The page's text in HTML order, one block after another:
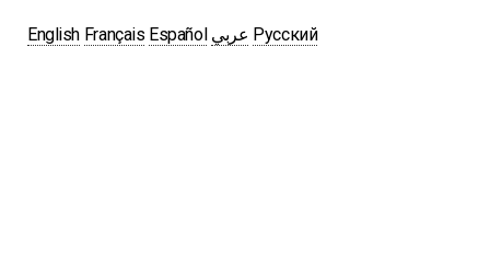
English Français Español عربي Русский